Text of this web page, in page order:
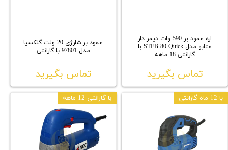
اره عمود بر 590 وات دیمر دار
متابو مدل STEB 80 Quick با
گارانتی 18 ماهه
تماس بگیرید
عمود بر شارژی 20 ولت گلکسیا
مدل 97801 با گارانتی
تماس بگیرید
با 12 ماه گارانتی با گارانتی 12 ماهه